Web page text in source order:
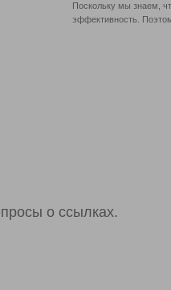
Поскольку мы знаем,
эффективность.
о ссылках.